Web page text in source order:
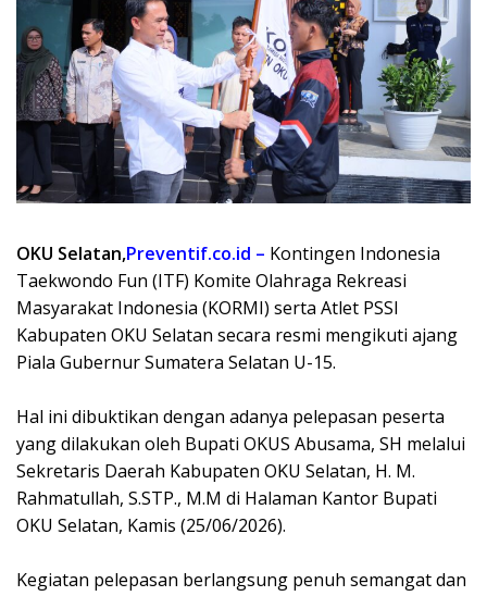
OKU Selatan,Preventif.co.id – Kontingen Indonesia
Taekwondo Fun (ITF) Komite Olahraga Rekreasi
Masyarakat Indonesia (KORMI) serta Atlet PSSI
Kabupaten OKU Selatan secara resmi mengikuti ajang
Piala Gubernur Sumatera Selatan U-15.
Hal ini dibuktikan dengan adanya pelepasan peserta
yang dilakukan oleh Bupati OKUS Abusama, SH melalui
Sekretaris Daerah Kabupaten OKU Selatan, H. M.
Rahmatullah, S.STP., M.M di Halaman Kantor Bupati
OKU Selatan, Kamis (25/06/2026).
Kegiatan pelepasan berlangsung penuh semangat dan